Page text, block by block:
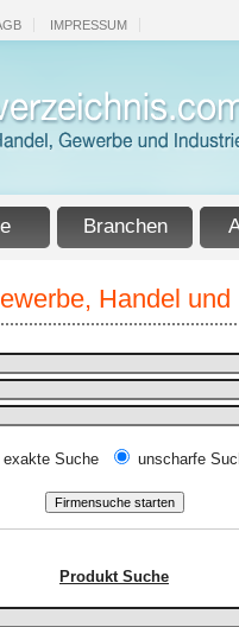
IMPRESSUM
Branchen
Handel und
exakte Suche unscharfe
Produkt Suche